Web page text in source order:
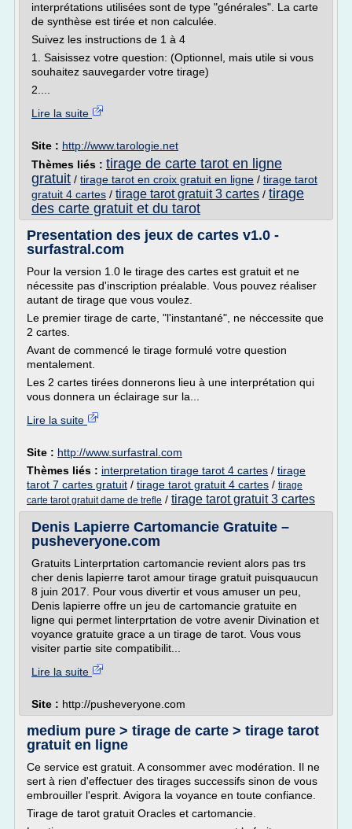
interprétations utilisées sont de type "générales". La carte
de synthèse est tirée et non calculée.
Suivez les instructions de 1 à 4
1. Saisissez votre question: (Optionnel, mais utile si vous
souhaitez sauvegarder votre tirage)
2....
Lire la suite
Site : http://www.tarologie.net
Thèmes liés : tirage de carte tarot en ligne
gratuit / tirage tarot en croix gratuit en ligne / tirage tarot
gratuit 4 cartes / tirage tarot gratuit 3 cartes / tirage
des carte gratuit et du tarot
Presentation des jeux de cartes v1.0 -
surfastral.com
Pour la version 1.0 le tirage des cartes est gratuit et ne
nécessite pas d'inscription préalable. Vous pouvez réaliser
autant de tirage que vous voulez.
Le premier tirage de carte, "l'instantané", ne néccessite que
2 cartes.
Avant de commencé le tirage formulé votre question
mentalement.
Les 2 cartes tirées donnerons lieu à une interprétation qui
vous donnera un éclairage sur la...
Lire la suite
Site : http://www.surfastral.com
Thèmes liés : interpretation tirage tarot 4 cartes / tirage
tarot 7 cartes gratuit / tirage tarot gratuit 4 cartes / tirage
carte tarot gratuit dame de trefle / tirage tarot gratuit 3 cartes
Denis Lapierre Cartomancie Gratuite –
pusheveryone.com
Gratuits Linterprtation cartomancie revient alors pas trs
cher denis lapierre tarot amour tirage gratuit puisquaucun
8 juin 2017. Pour vous divertir et vous amuser un peu,
Denis lapierre offre un jeu de cartomancie gratuite en
ligne qui permet linterprtation de votre avenir Divination et
voyance gratuite grace a un tirage de tarot. Vous vous
visiter partie site compatibilit...
Lire la suite
Site : http://pusheveryone.com
medium pure > tirage de carte > tirage tarot
gratuit en ligne
Ce service est gratuit. A consommer avec modération. Il ne
sert à rien d'effectuer des tirages successifs sinon de vous
embrouiller l'esprit. Avigora la voyance en toute confiance.
Tirage de tarot gratuit Oracles et cartomancie.